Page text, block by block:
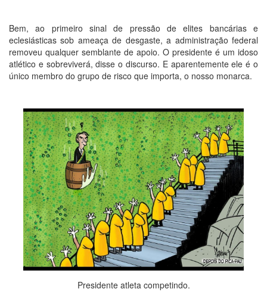
Bem, ao primeiro sinal de pressão de elites bancárias e
eclesiásticas sob ameaça de desgaste, a administração federal
removeu qualquer semblante de apoio. O presidente é um idoso
atlético e sobreviverá, disse o discurso. E aparentemente ele é o
único membro do grupo de risco que importa, o nosso monarca.
Presidente atleta competindo.